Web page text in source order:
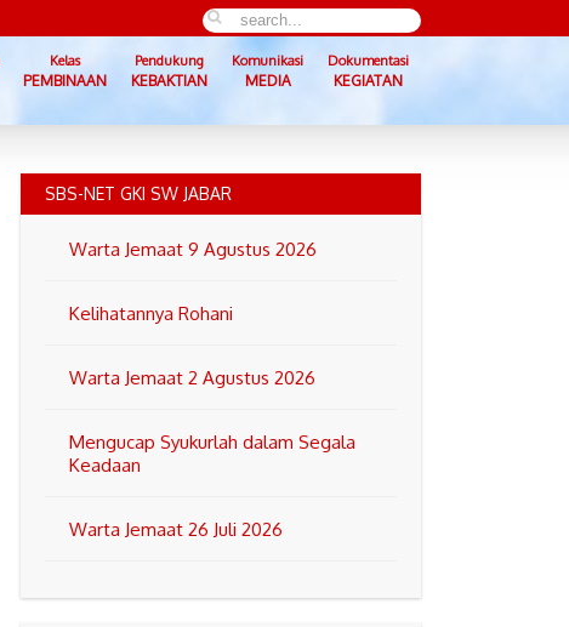
Kelas
PEMBINAAN
Pendukung
KEBAKTIAN
Komunikasi
MEDIA
Dokumentasi
KEGIATAN
SBS-NET GKI SW JABAR
Warta Jemaat 9 Agustus 2026
Kelihatannya Rohani
Warta Jemaat 2 Agustus 2026
Mengucap Syukurlah dalam Segala
Keadaan
Warta Jemaat 26 Juli 2026